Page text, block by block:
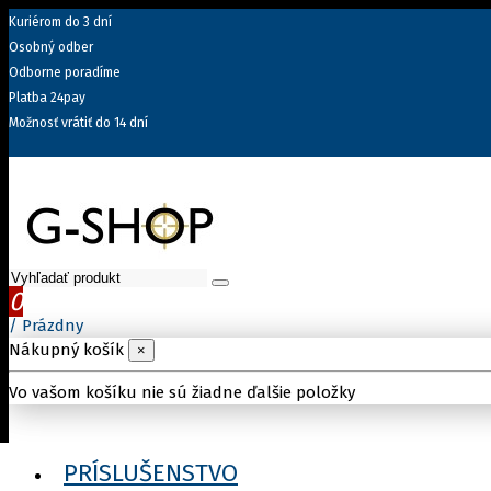
Kuriérom do 3 dní
Osobný odber
Odborne poradíme
Platba 24pay
Možnosť vrátiť do 14 dní
0
/ Prázdny
Nákupný košík
×
Vo vašom košíku nie sú žiadne ďalšie položky
PRÍSLUŠENSTVO